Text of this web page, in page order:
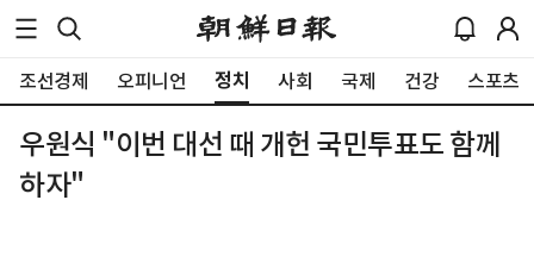
조선경제 오피니언 정치 사회 국제 건강 스포츠
우원식 "이번 대선 때 개헌 국민투표도 함께
하자"